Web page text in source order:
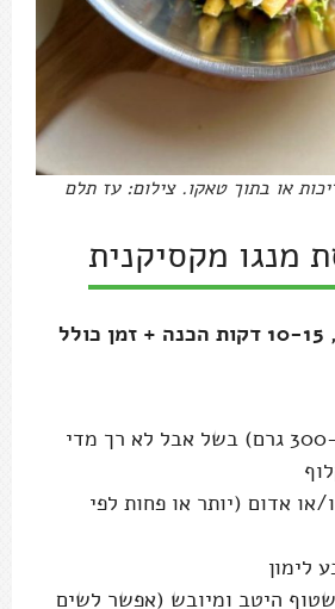
או בתוך טאקו. צילום: עז תלם
מנגו מקסיקנית
או אדום (יותר או פחות לפי
שטוף היטב ומיובש (אפשר לשים